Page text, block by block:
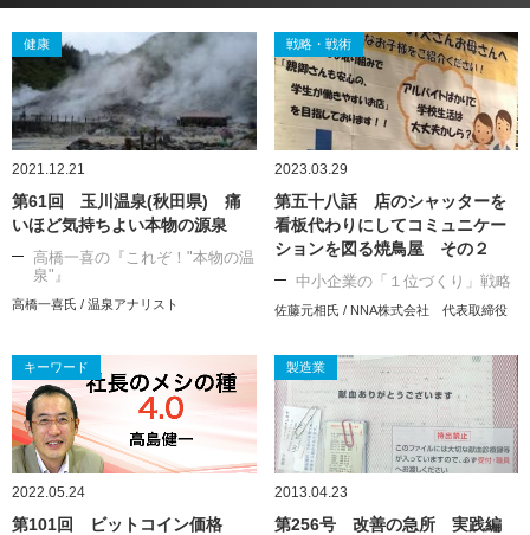
健康
2021.12.21
第61回 玉川温泉(秋田県) 痛
いほど気持ちよい本物の源泉
高橋一喜の『これぞ！"本物の温
泉"』
高橋一喜氏 / 温泉アナリスト
戦略・戦術
2023.03.29
第五十八話 店のシャッターを
看板代わりにしてコミュニケー
ションを図る焼鳥屋 その２
中小企業の「１位づくり」戦略
佐藤元相氏 / NNA株式会社 代表取締役
キーワード
2022.05.24
第101回 ビットコイン価格
製造業
2013.04.23
第256号 改善の急所 実践編